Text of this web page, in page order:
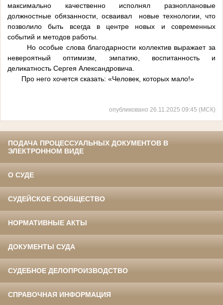
максимально качественно исполнял разноплановые
должностные обязанности, осваивал новые технологии, что
позволило быть всегда в центре новых и современных
событий и методов работы.
Но особые слова благодарности коллектив выражает за
невероятный оптимизм, эмпатию, воспитанность и
деликатность Сергея Александровича.
Про него хочется сказать: «Человек, которых мало!»
опубликовано 26.11.2025 09:45 (МСК)
ПОДАЧА ПРОЦЕССУАЛЬНЫХ ДОКУМЕНТОВ В
ЭЛЕКТРОННОМ ВИДЕ
О СУДЕ
СУДЕЙСКОЕ СООБЩЕСТВО
НОРМАТИВНЫЕ АКТЫ
ДОКУМЕНТЫ СУДА
СУДЕБНОЕ ДЕЛОПРОИЗВОДСТВО
СПРАВОЧНАЯ ИНФОРМАЦИЯ